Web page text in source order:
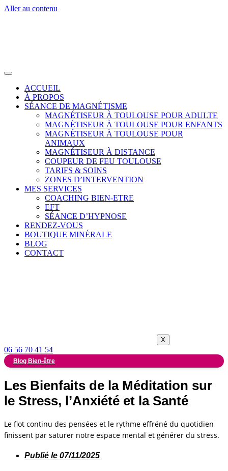
Aller au contenu
ACCUEIL
À PROPOS
SÉANCE DE MAGNÉTISME
MAGNÉTISEUR À TOULOUSE POUR ADULTE
MAGNÉTISEUR À TOULOUSE POUR ENFANTS
MAGNÉTISEUR À TOULOUSE POUR
ANIMAUX
MAGNÉTISEUR À DISTANCE
COUPEUR DE FEU TOULOUSE
TARIFS & SOINS
ZONES D’INTERVENTION
MES SERVICES
COACHING BIEN-ETRE
EFT
SÉANCE D’HYPNOSE
RENDEZ-VOUS
BOUTIQUE MINÉRALE
BLOG
CONTACT
X
06 56 70 41 54
Blog Bien-être
Les Bienfaits de la Méditation sur
le Stress, l’Anxiété et la Santé
Le flot continu des pensées et le rythme effréné du quotidien
finissent par saturer notre espace mental et générer du stress.
Publié le 07/11/2025